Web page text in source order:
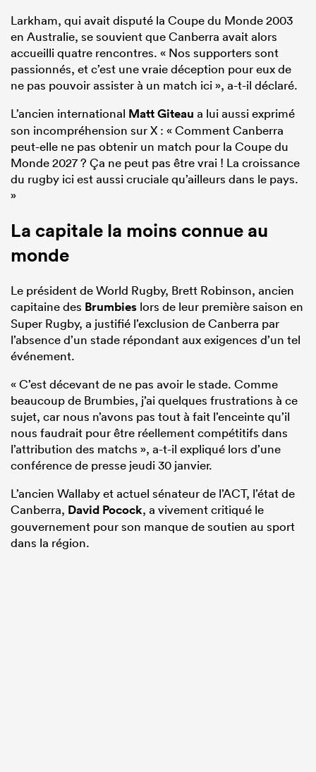
Larkham, qui avait disputé la Coupe du Monde 2003
en Australie, se souvient que Canberra avait alors
accueilli quatre rencontres. « Nos supporters sont
passionnés, et c’est une vraie déception pour eux de
ne pas pouvoir assister à un match ici », a-t-il déclaré.
L’ancien international Matt Giteau a lui aussi exprimé
son incompréhension sur X : « Comment Canberra
peut-elle ne pas obtenir un match pour la Coupe du
Monde 2027 ? Ça ne peut pas être vrai ! La croissance
du rugby ici est aussi cruciale qu’ailleurs dans le pays.
»
La capitale la moins connue au
monde
Le président de World Rugby, Brett Robinson, ancien
capitaine des Brumbies lors de leur première saison en
Super Rugby, a justifié l’exclusion de Canberra par
l’absence d’un stade répondant aux exigences d’un tel
événement.
« C’est décevant de ne pas avoir le stade. Comme
beaucoup de Brumbies, j’ai quelques frustrations à ce
sujet, car nous n’avons pas tout à fait l’enceinte qu’il
nous faudrait pour être réellement compétitifs dans
l’attribution des matchs », a-t-il expliqué lors d’une
conférence de presse jeudi 30 janvier.
L’ancien Wallaby et actuel sénateur de l’ACT, l’état de
Canberra, David Pocock, a vivement critiqué le
gouvernement pour son manque de soutien au sport
dans la région.